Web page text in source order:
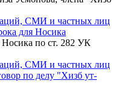
СМИ и частных лиц
для Носика
Носика по ст. 282 УК
СМИ и частных лиц
по делу "Хизб ут-